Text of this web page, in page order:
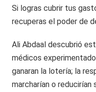
Si logras cubrir tus
recuperas el poder de
Ali Abdaal descubrió
médicos
ganaran la lotería; la
marcharían o reducirían